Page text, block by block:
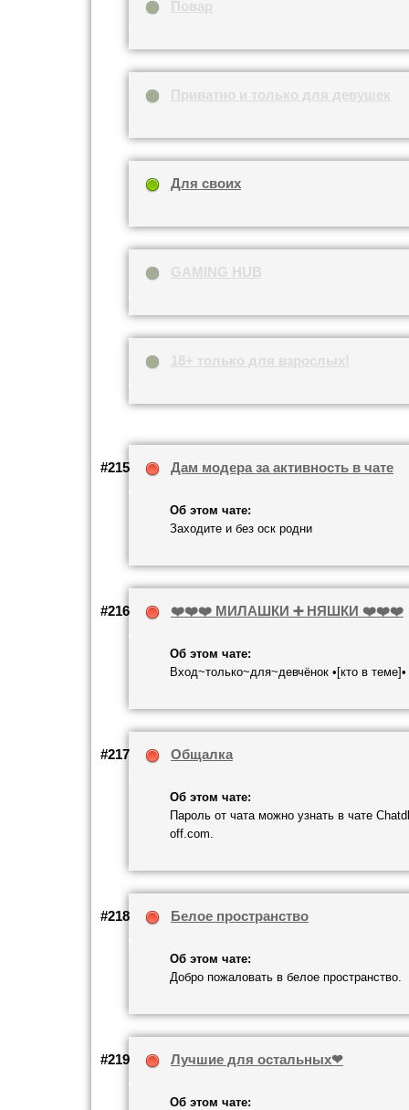
Повар
Приватно и только для девушек
Для своих
GAMING HUB
18+ только для взрослых!
Дам модера за активность в чате
#215
Об этом чате:
Заходите и без оск родни
❤️❤️❤️ МИЛАШКИ ➕ НЯШКИ ❤️❤️❤️
#216
Об этом чате:
Вход~только~для~девчёнок •[кто в теме]•
Общалка
#217
Об этом чате:
Пароль от чата можно узнать в чате
off.com.
Белое пространство
#218
Об этом чате:
Добро пожаловать в белое пространство.
Лучшие для остальных❤
#219
Об этом чате: